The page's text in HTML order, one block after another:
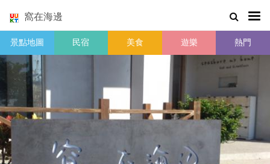
窩在海邊
景點地圖 民宿 美食 遊樂 熱門